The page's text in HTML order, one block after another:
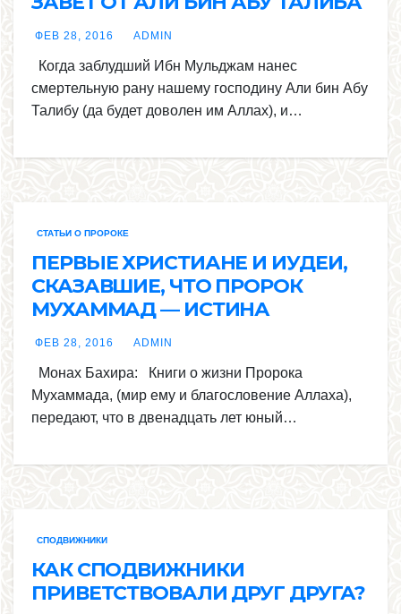
ФЕВ 28, 2016 ADMIN
Когда заблудший Ибн Мульджам нанес
смертельную рану нашему господину Али бин Абу
Талибу (да будет доволен им Аллах), и…
СТАТЬИ О ПРОРОКЕ
ПЕРВЫЕ ХРИСТИАНЕ И ИУДЕИ,
СКАЗАВШИЕ, ЧТО ПРОРОК
МУХАММАД — ИСТИНА
ФЕВ 28, 2016 ADMIN
Монах Бахира: Книги о жизни Пророка
Мухаммада, (мир ему и благословение Аллаха),
передают, что в двенадцать лет юный…
СПОДВИЖНИКИ
КАК СПОДВИЖНИКИ
ПРИВЕТСТВОВАЛИ ДРУГ ДРУГА?